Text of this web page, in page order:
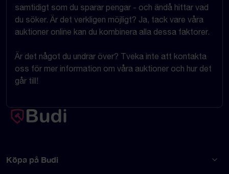
samtidigt som du sparar pengar - och ändå hittar vad
du söker. Är det verkligen möjligt? Ja, tack vare våra
auktioner online kan du kombinera alla dessa faktorer.
Är det något du undrar över? Tveka inte att kontakta
oss för mer information om våra auktioner och hur det
går till!
Köpa på Budi